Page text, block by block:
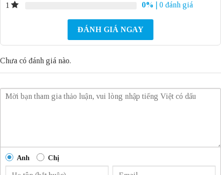
1
0% | 0 đánh giá
ĐÁNH GIÁ NGAY
Chưa có đánh giá nào.
Anh Chị